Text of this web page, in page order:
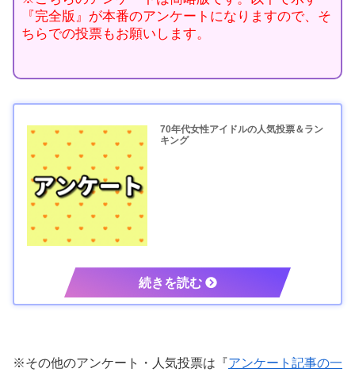
『完全版』が本番のアンケートになりますので、そ
ちらでの投票もお願いします。
70年代女性アイドルの人気投票＆ラン
キング
※その他のアンケート・人気投票は『アンケート記事の一